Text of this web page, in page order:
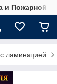
и Пожарной
ламинацией